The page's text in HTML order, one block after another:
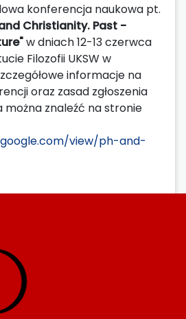
konferencja naukowa pt.
Christianity. Past -
w dniach 12-13 czerwca
Filozofii UKSW w
informacje na
oraz zasad zgłoszenia
znaleźć na stronie
view/ph-and-